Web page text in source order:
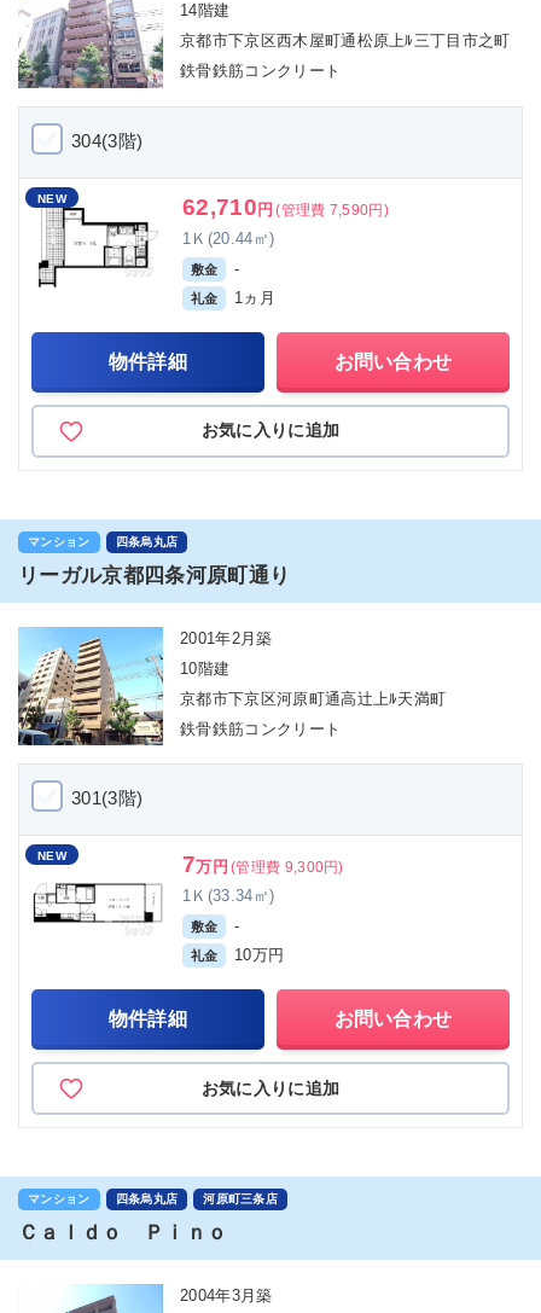
14階建
京都市下京区西木屋町通松原上ﾙ三丁目市之町
鉄骨鉄筋コンクリート
304(3階)
NEW 62,710円 (管理費 7,590円)
1Ｋ(20.44㎡)
敷金 -
礼金 1ヵ月
物件詳細 お問い合わせ
お気に入りに追加
マンション 四条烏丸店
リーガル京都四条河原町通り
2001年2月築
10階建
京都市下京区河原町通高辻上ﾙ天満町
鉄骨鉄筋コンクリート
301(3階)
NEW 7万円 (管理費 9,300円)
1Ｋ(33.34㎡)
敷金 -
礼金 10万円
物件詳細 お問い合わせ
お気に入りに追加
マンション 四条烏丸店 河原町三条店
Ｃａｌｄｏ Ｐｉｎｏ
2004年3月築